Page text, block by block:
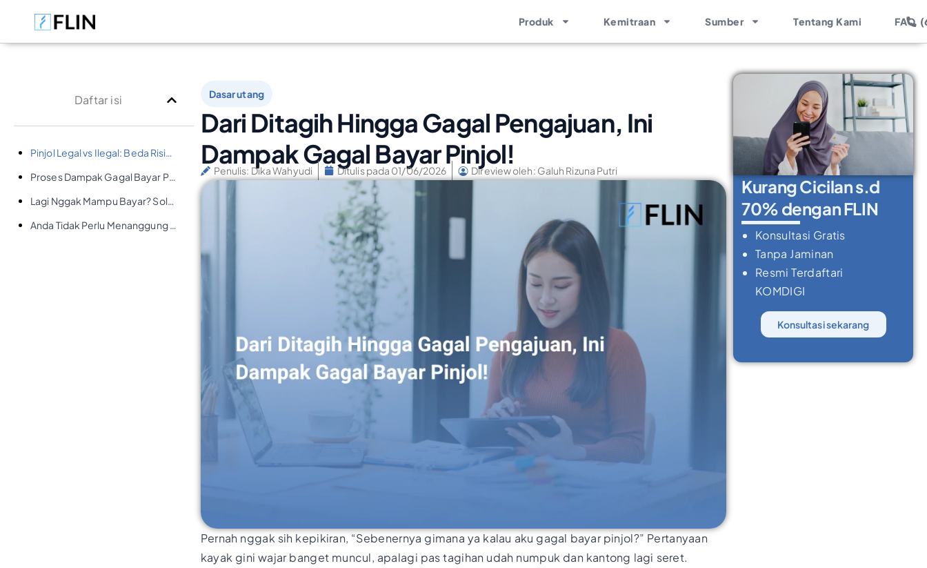
Produk Kemitraan Sumber Tentang Kami FAQ
Daftar isi
Pinjol Legal vs Ilegal: Beda Risiko, Beda Penanganan
Proses Dampak Gagal Bayar Pinjol
Lagi Nggak Mampu Bayar? Solusinya Ini
Anda Tidak Perlu Menanggung Ini Sendirian
Dasar utang
Dari Ditagih Hingga Gagal Pengajuan, Ini
Dampak Gagal Bayar Pinjol!
Penulis: Dika Wahyudi Ditulis pada 01/06/2026 Direview oleh: Galuh Rizuna Putri
Pernah nggak sih kepikiran, “Sebenernya gimana ya kalau aku gagal bayar pinjol?” Pertanyaan
kayak gini wajar banget muncul, apalagi pas tagihan udah numpuk dan kantong lagi seret.
Kurang Cicilan s.d
70% dengan FLIN
Konsultasi Gratis
Tanpa Jaminan
Resmi Terdaftari
KOMDIGI
Konsultasi sekarang